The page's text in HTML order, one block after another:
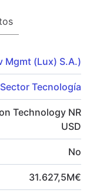
Mgmt (Lux) S.A.)
Tecnología
Technology NR
USD
No
31.627,5M€